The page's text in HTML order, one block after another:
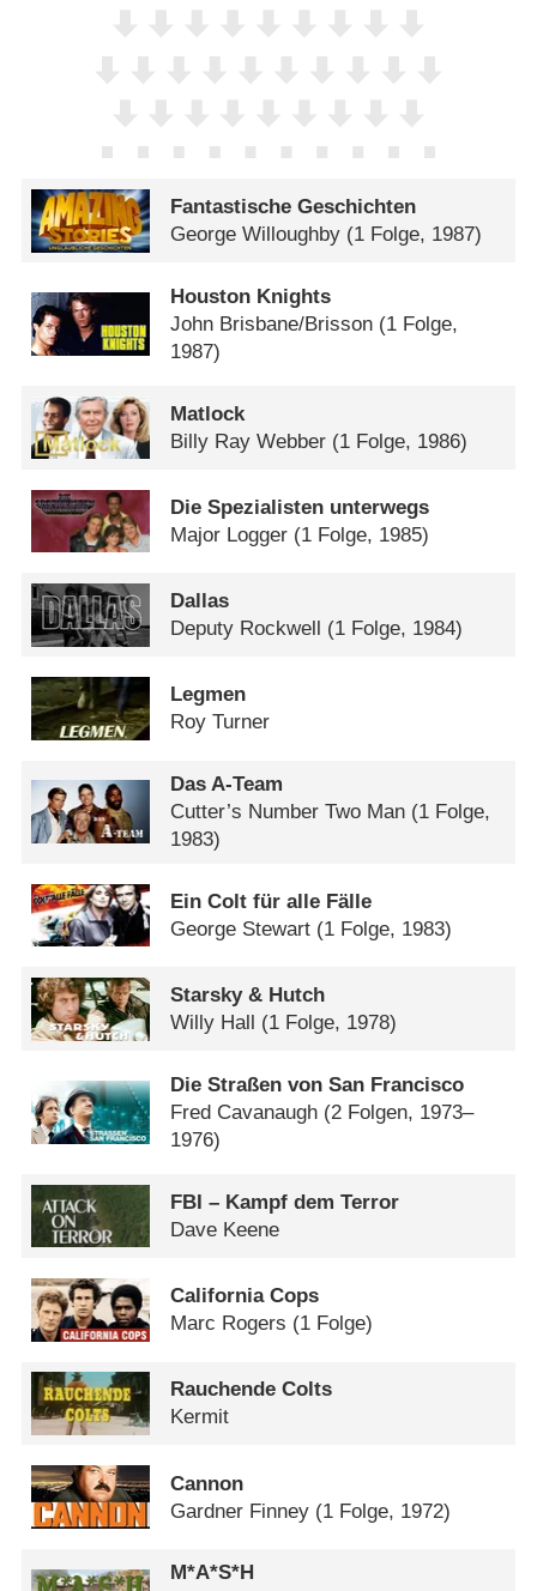
Fantastische Geschichten
George Willoughby (1 Folge, 1987)
Houston Knights
John Brisbane/​Brisson (1 Folge,
1987)
Matlock
Billy Ray Webber (1 Folge, 1986)
Die Spezialisten unterwegs
Major Logger (1 Folge, 1985)
Dallas
Deputy Rockwell
(1 Folge, 1984)
Legmen
Roy Turner
Das A-Team
Cutter’s Number Two Man (1 Folge,
1983)
Ein Colt für alle Fälle
George Stewart (1 Folge, 1983)
Starsky & Hutch
Willy Hall
(1 Folge, 1978)
Die Straßen von San Francisco
Fred Cavanaugh (2 Folgen, 1973–
1976)
FBI – Kampf dem Terror
Dave Keene
California Cops
Marc Rogers (1 Folge)
Rauchende Colts
Kermit
Cannon
Gardner Finney (1 Folge, 1972)
M*A*S*H